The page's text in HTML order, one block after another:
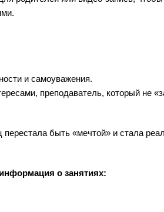
и самоуважения.
преподаватель, который не
перестала быть «мечтой» и стала
о занятиях: